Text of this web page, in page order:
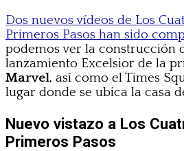
Dos nuevos vídeos de Los
Primeros Pasos han sido
podemos ver la construcción
lanzamiento Excelsior de la
Marvel, así como el Times
lugar donde se ubica la casa
Nuevo vistazo a Los
Primeros Pasos